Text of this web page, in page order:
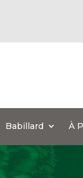
Babillard À